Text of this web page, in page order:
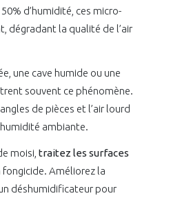
d’humidité, ces micro-
dégradant la qualité de l’air
une cave humide ou une
souvent ce phénomène.
de pièces et l’air lourd
ambiante.
moisi, traitez les surfaces
fongicide. Améliorez la
déshumidificateur pour